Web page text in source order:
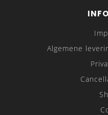
Algemene